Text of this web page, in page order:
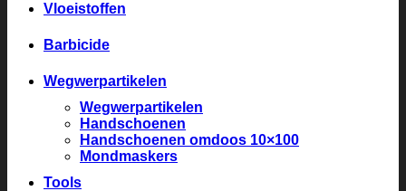
Vloeistoffen
Barbicide
Wegwerpartikelen
Wegwerpartikelen
Handschoenen
Handschoenen omdoos 10×100
Mondmaskers
Tools